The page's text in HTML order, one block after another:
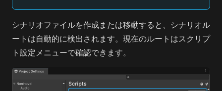
シナリオファイルを作成または移動すると、シナリオル
ートは自動的に検出されます。現在のルートはスクリプ
ト設定メニューで確認できます。